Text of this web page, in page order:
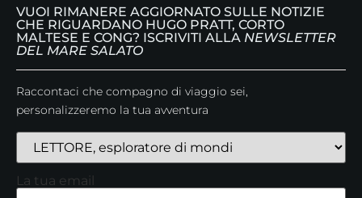
VUOI RIMANERE AGGIORNATO SULLE NOTIZIE
CHE RIGUARDANO HUGO PRATT, CORTO
MALTESE E CONG? ISCRIVITI ALLA NEWSLETTER
DEL MARE SALATO
Raccontaci che compagno di viaggio sei,
personalizzeremo la tua avventura
La tua email